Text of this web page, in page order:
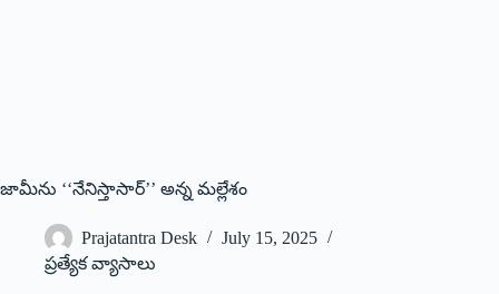
జామీను ‘‘నేనిస్తాసార్‌’’ అన్న మల్లేశం
Prajatantra Desk
July 15, 2025
ప్రత్యేక వ్యాసాలు